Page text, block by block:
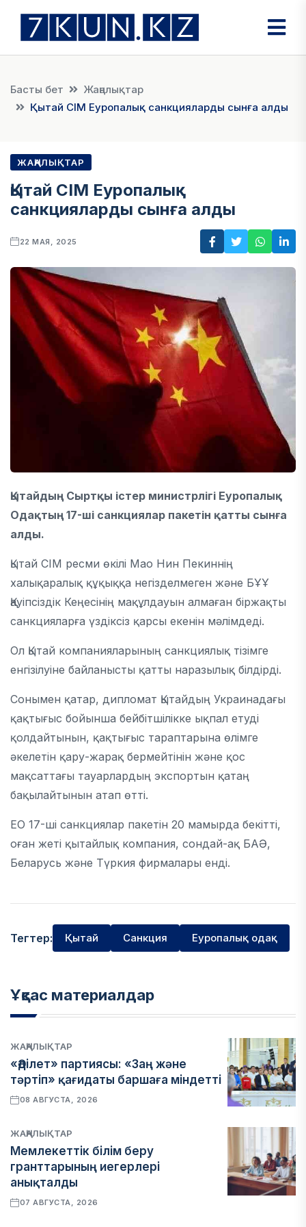
Басты бет
Жаңалықтар
Қытай СІМ Еуропалық санкцияларды сынға алды
ЖАҢАЛЫҚТАР
Қытай СІМ Еуропалық
санкцияларды сынға алды
22 МАЯ, 2025
Қытайдың Сыртқы істер министрлігі Еуропалық
Одақтың 17-ші санкциялар пакетін қатты сынға
алды.
Қытай СІМ ресми өкілі Мао Нин Пекиннің
халықаралық құқыққа негізделмеген және БҰҰ
Қауіпсіздік Кеңесінің мақұлдауын алмаған біржақты
санкцияларға үздіксіз қарсы екенін мәлімдеді.
Ол Қытай компанияларының санкциялық тізімге
енгізілуіне байланысты қатты наразылық білдірді.
Сонымен қатар, дипломат Қытайдың Украинадағы
қақтығыс бойынша бейбітшілікке ықпал етуді
қолдайтынын, қақтығыс тараптарына өлімге
әкелетін қару-жарақ бермейтінін және қос
мақсаттағы тауарлардың экспортын қатаң
бақылайтынын атап өтті.
ЕО 17-ші санкциялар пакетін 20 мамырда бекітті,
оған жеті қытайлық компания, сондай-ақ БАӘ,
Беларусь және Түркия фирмалары енді.
Тегтер: Қытай Санкция Еуропалық одақ
Ұқсас материалдар
ЖАҢАЛЫҚТАР
«Әділет» партиясы: «Заң және
тәртіп» қағидаты баршаға міндетті
08 АВГУСТА, 2026
ЖАҢАЛЫҚТАР
Мемлекеттік білім беру
гранттарының иегерлері
анықталды
07 АВГУСТА, 2026